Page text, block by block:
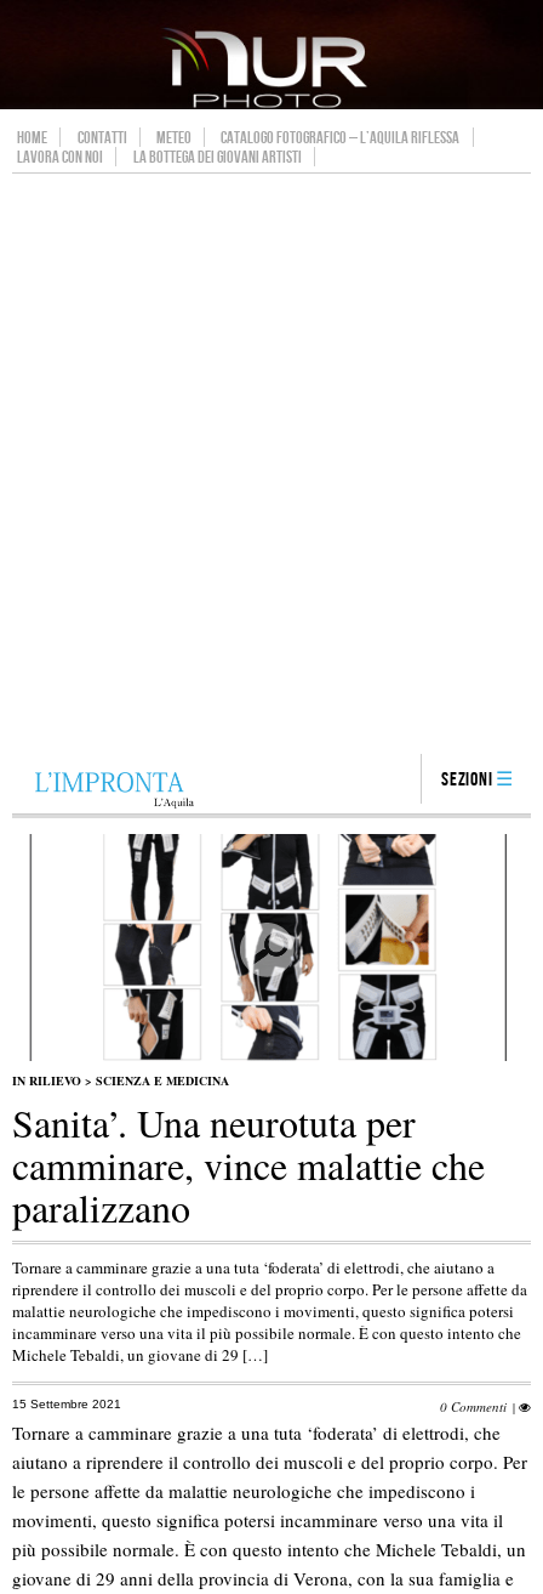
HOME CONTATTI METEO
CATALOGO FOTOGRAFICO – L’AQUILA RIFLESSA
LAVORA CON NOI
LA BOTTEGA DEI GIOVANI ARTISTI
Sezioni
IN RILIEVO > SCIENZA E MEDICINA
Sanita’. Una neurotuta per
camminare, vince malattie che
paralizzano
Tornare a camminare grazie a una tuta ‘foderata’ di elettrodi, che aiutano a
riprendere il controllo dei muscoli e del proprio corpo. Per le persone affette da
malattie neurologiche che impediscono i movimenti, questo significa potersi
incamminare verso una vita il più possibile normale. È con questo intento che
Michele Tebaldi, un giovane di 29 […]
15 Settembre 2021 0 Commenti |
Tornare a camminare grazie a una tuta ‘foderata’ di elettrodi, che
aiutano a riprendere il controllo dei muscoli e del proprio corpo. Per
le persone affette da malattie neurologiche che impediscono i
movimenti, questo significa potersi incamminare verso una vita il
più possibile normale. È con questo intento che Michele Tebaldi, un
giovane di 29 anni della provincia di Verona, con la sua famiglia e